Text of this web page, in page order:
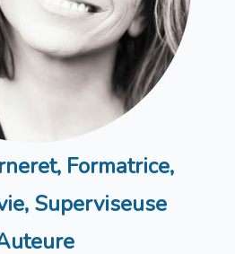
Formatrice,
Superviseuse